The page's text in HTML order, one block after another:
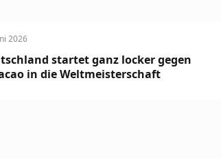
2026
startet ganz locker gegen
in die Weltmeisterschaft